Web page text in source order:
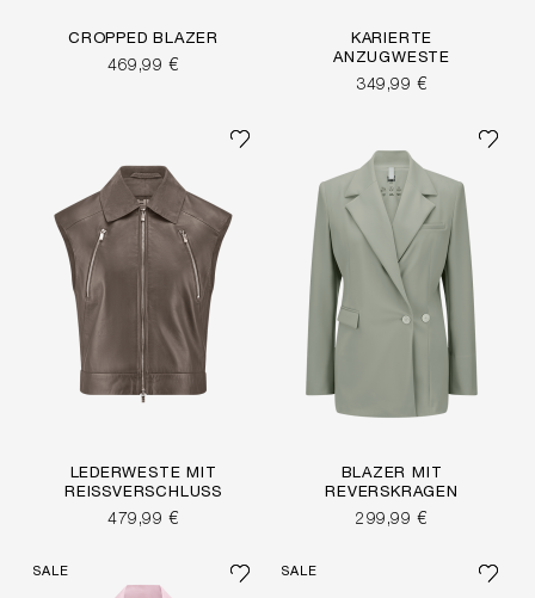
CROPPED BLAZER
469,99 €
KARIERTE
ANZUGWESTE
349,99 €
LEDERWESTE MIT
REISSVERSCHLUSS
479,99 €
BLAZER MIT
REVERSKRAGEN
299,99 €
SALE SALE